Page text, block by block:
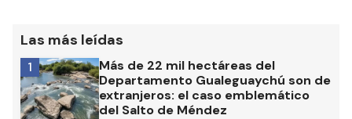
Las más leídas
Más de 22 mil hectáreas del
Departamento Gualeguaychú son de
extranjeros: el caso emblemático
del Salto de Méndez
1